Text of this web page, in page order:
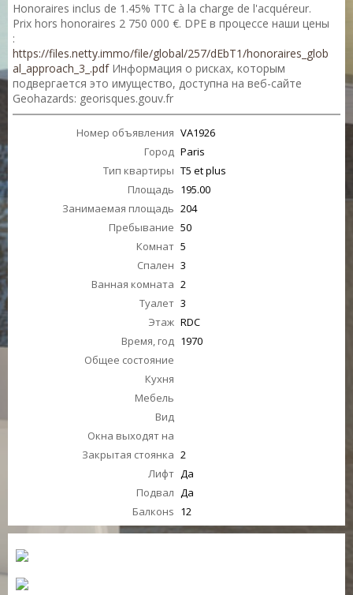
Honoraires inclus de 1.45% TTC à la charge de l'acquéreur.
Prix hors honoraires 2 750 000 €. DPE в процессе наши цены
:
https://files.netty.immo/file/global/257/dEbT1/honoraires_glob
al_approach_3_.pdfИнформация о рисках, которым
подвергается это имущество, доступна на веб-сайте
Geohazards: georisques.gouv.fr
Номер объявления VA1926
Город Paris
Тип квартиры T5 et plus
Площадь 195.00
Занимаемая площадь 204
Пребывание 50
Комнат 5
Спален 3
Ванная комната 2
Туалет 3
Этаж RDC
Время, год 1970
Общее состояние
Кухня
Мебель
Вид
Окна выходят на
Закрытая стоянка 2
Лифт Да
Подвал Да
Балконs 12